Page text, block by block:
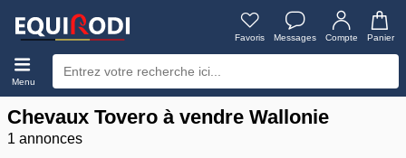
Favoris Messages Compte Panier
Menu
Chevaux Tovero à vendre Wallonie
1 annonces